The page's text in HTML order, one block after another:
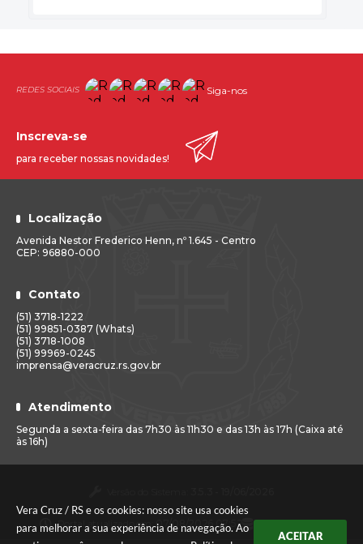
Vera Cruz / RS e os cookies: nosso site usa cookies
para melhorar a sua experiência de navegação. Ao
ACEITAR
Siga-nos
Localização
Avenida Nestor Frederico Henn, nº 1.645 - Centro
CEP: 96880-000
Contato
(51) 3718-1222
(51) 99851-0387 (Whats)
(51) 3718-1008
(51) 99969-0245
imprensa@veracruz.rs.gov.br
Atendimento
Segunda a sexta-feira das 7h30 às 11h30 e das 13h às 17h (Caixa até
às 16h)
Inscreva-se
para receber nossas novidades!
Portal atualizado em:07/08/2026 07:52 Dados Abertos